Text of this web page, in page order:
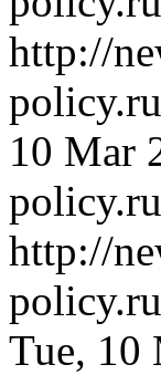
http://
10 Mar
http://
Tue, 10